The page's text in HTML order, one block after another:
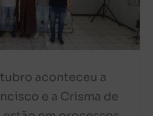
aconteceu a
e a Crisma de